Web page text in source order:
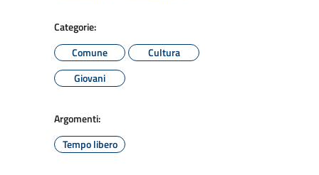
Categorie:
Comune
Cultura
Giovani
Argomenti:
Tempo libero